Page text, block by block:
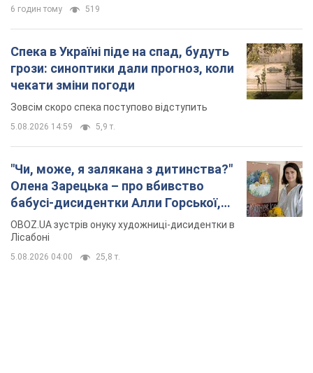
6 годин тому 519
Спека в Україні піде на спад, будуть
грози: синоптики дали прогноз, коли
чекати зміни погоди
Зовсім скоро спека поступово відступить
5.08.2026 14:59 5,9 т.
"Чи, може, я залякана з дитинства?"
Олена Зарецька – про вбивство
бабусі-дисидентки Алли Горської,
критику Дмитра Стуса та втечу в
Португалію з 5 дітьми
OBOZ.UA зустрів онуку художниці-дисидентки в
Лісабоні
5.08.2026 04:00 25,8 т.